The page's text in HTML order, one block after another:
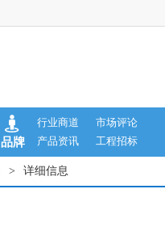
品牌
行业商道
市场评论
产品资讯
工程招标
> 详细信息